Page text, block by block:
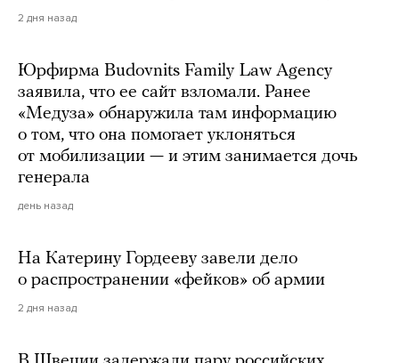
2 дня назад
Юрфирма Budovnits Family Law Agency
заявила, что ее сайт взломали. Ранее
«Медуза» обнаружила там информацию
о том, что она помогает уклоняться
от мобилизации — и этим занимается дочь
генерала
день назад
На Катерину Гордееву завели дело
о распространении «фейков» об армии
2 дня назад